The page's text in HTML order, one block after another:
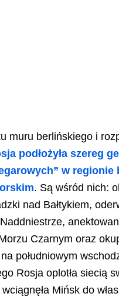
muru berlińskiego i
podłożyła szereg
w regionie
. Są wśród nich:
nad Bałtykiem,
Naddniestrze,
Czarnym oraz
południowym
Rosja oplotła siecią
wciągnęła Mińsk do